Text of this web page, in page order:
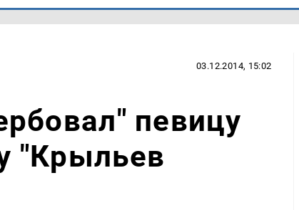
03.12.2014, 15:02
певицу
"Крыльев